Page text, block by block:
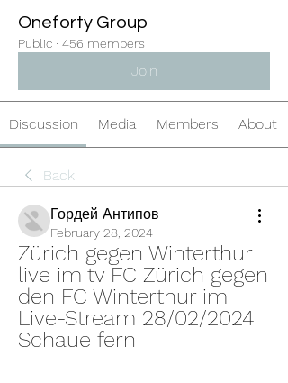
Oneforty Group
Public · 456 members
Join
Discussion Media Members About
Back
Гордей Антипов
February 28, 2024
Zürich gegen Winterthur
live im tv FC Zürich gegen
den FC Winterthur im
Live-Stream 28/02/2024
Schaue fern